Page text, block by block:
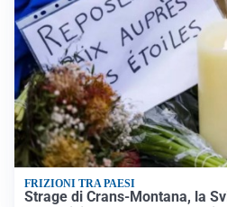
FRIZIONI TRA PAESI
Strage di Crans-Montana, la